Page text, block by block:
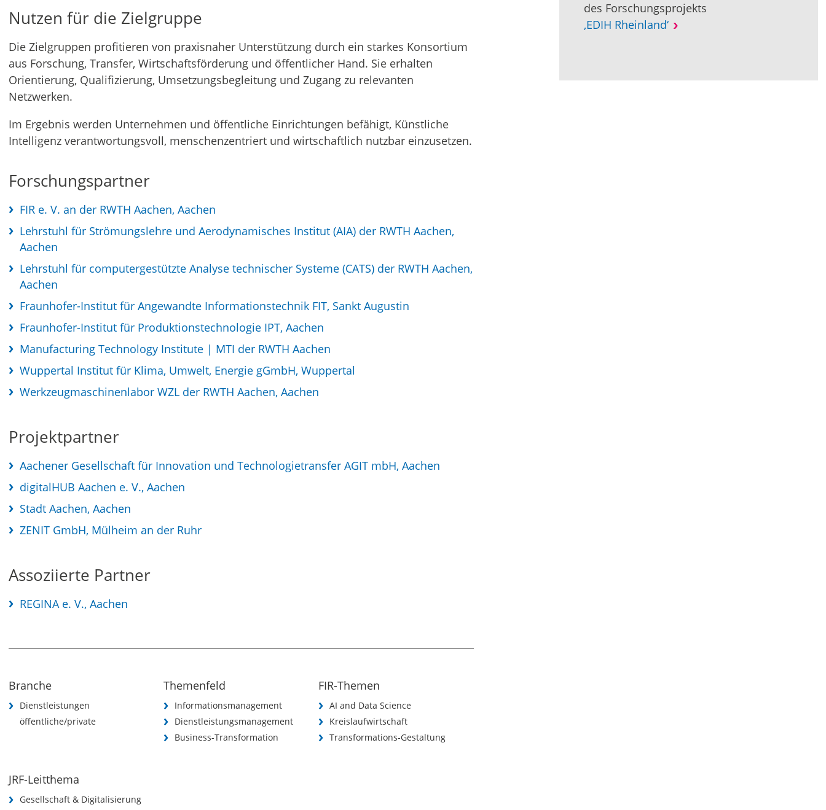
Nutzen für die Zielgruppe
Die Zielgruppen profitieren von praxisnaher Unterstützung durch ein starkes Konsortium
aus Forschung, Transfer, Wirtschaftsförderung und öffentlicher Hand. Sie erhalten
Orientierung, Qualifizierung, Umsetzungsbegleitung und Zugang zu relevanten
Netzwerken.
Im Ergebnis werden Unternehmen und öffentliche Einrichtungen befähigt, Künstliche
Intelligenz verantwortungsvoll, menschenzentriert und wirtschaftlich nutzbar einzusetzen.
Forschungspartner
FIR e. V. an der RWTH Aachen, Aachen
Lehrstuhl für Strömungslehre und Aerodynamisches Institut (AIA) der RWTH Aachen,
Aachen
Lehrstuhl für computergestützte Analyse technischer Systeme (CATS) der RWTH Aachen,
Aachen
Fraunhofer-Institut für Angewandte Informationstechnik FIT, Sankt Augustin
Fraunhofer-Institut für Produktionstechnologie IPT, Aachen
Manufacturing Technology Institute | MTI der RWTH Aachen
Wuppertal Institut für Klima, Umwelt, Energie gGmbH, Wuppertal
Werkzeugmaschinenlabor WZL der RWTH Aachen, Aachen
Projektpartner
Aachener Gesellschaft für Innovation und Technologietransfer AGIT mbH, Aachen
digitalHUB Aachen e. V., Aachen
Stadt Aachen, Aachen
ZENIT GmbH, Mülheim an der Ruhr
Assoziierte Partner
REGINA e. V., Aachen
Branche
Dienstleistungen
öffentliche/private
Themenfeld
Informationsmanagement
Dienstleistungsmanagement
Business-Transformation
FIR-Themen
AI and Data Science
Kreislaufwirtschaft
Transformations-Gestaltung
JRF-Leitthema
Gesellschaft & Digitalisierung
des Forschungsprojekts
‚EDIH Rheinland‘